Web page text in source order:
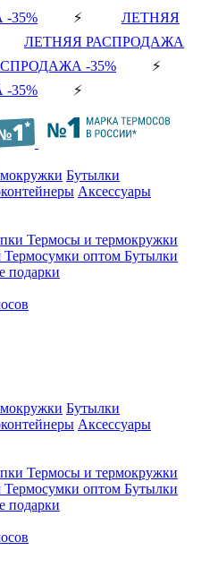
35% ⚡ ЛЕТНЯЯ
ЛЕТНЯЯ РАСПРОДАЖА
-35% ⚡
35% ⚡
Бутылки
Аксессуары
Термосы и термокружки
Термосумки оптом Бутылки
подарки
Бутылки
Аксессуары
Термосы и термокружки
Термосумки оптом Бутылки
подарки